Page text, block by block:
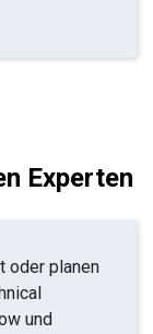
Experten
oder planen
und